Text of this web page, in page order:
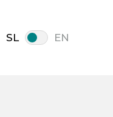
SL EN